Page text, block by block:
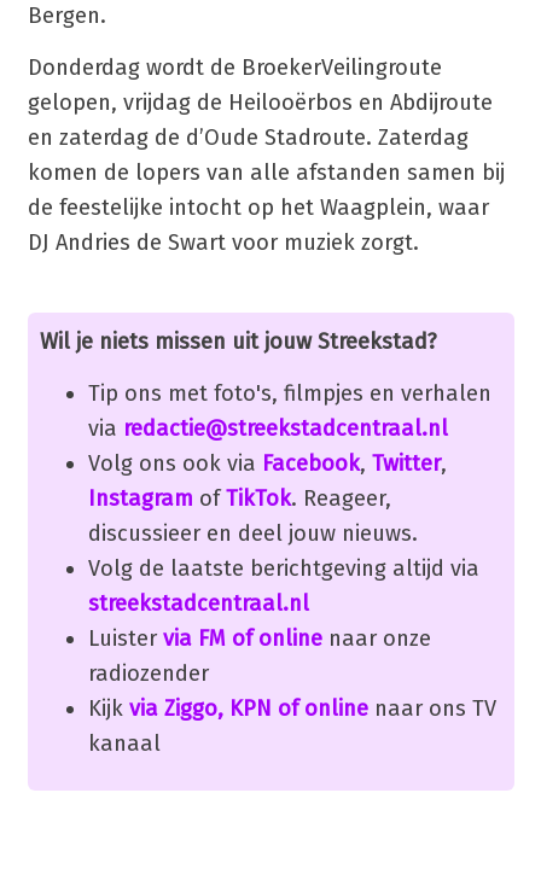
Bergen.
Donderdag wordt de BroekerVeilingroute
gelopen, vrijdag de Heilooërbos en Abdijroute
en zaterdag de d’Oude Stadroute. Zaterdag
komen de lopers van alle afstanden samen bij
de feestelijke intocht op het Waagplein, waar
DJ Andries de Swart voor muziek zorgt.
Wil je niets missen uit jouw Streekstad?
Tip ons met foto's, filmpjes en verhalen
via redactie@streekstadcentraal.nl
Volg ons ook via Facebook, Twitter,
Instagram ofTikTok. Reageer,
discussieer en deel jouw nieuws.
Volg de laatste berichtgeving altijd via
streekstadcentraal.nl
Luister via FM of onlinenaar onze
radiozender
Kijk via Ziggo, KPN of onlinenaar ons TV
kanaal